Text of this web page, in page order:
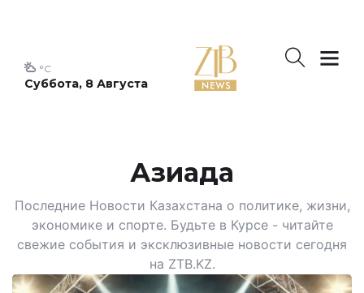
Суббота, 8 Августа
°C
Азиада
Последние Новости Казахстана о политике, жизни,
экономике и спорте. Будьте в Курсе - читайте
свежие события и эксклюзивные новости сегодня
на ZTB.KZ.